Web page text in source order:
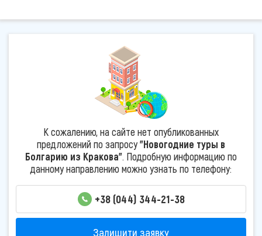
К сожалению, на сайте нет опубликованных
предложений по запросу"Новогодние туры в
Болгарию из Кракова". Подробную информацию по
данному направлению можно узнать по телефону:
+38 (044) 344-21-38
Залишити заявку